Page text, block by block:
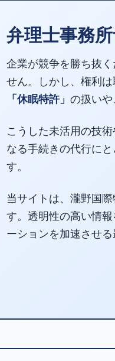
弁理士事務
企業が競争を勝ち抜
せん。しかし、権利
「休眠特許」 の扱い
こうした未活用の技術
なる手続きの代行に
す。
当サイトは、瀧野国
す。透明性の高い情
ーションを加速させ